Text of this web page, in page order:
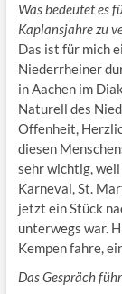
Was bedeutet es
Kaplansjahre zu
Das ist für mich
Niederrheiner
in Aachen im
Naturell des
Offenheit,
diesen
sehr wichtig,
Karneval, St.
jetzt ein Stück
unterwegs war.
Kempen fahre,
Das Gespräch